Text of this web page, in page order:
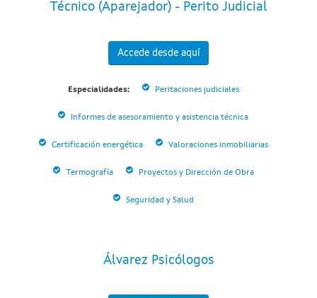
Técnico (Aparejador) - Perito Judicial
Accede desde aquí
Especialidades: Peritaciones judiciales
Informes de asesoramiento y asistencia técnica
Certificación energética Valoraciones inmobiliarias
Termografía Proyectos y Dirección de Obra
Seguridad y Salud
Álvarez Psicólogos